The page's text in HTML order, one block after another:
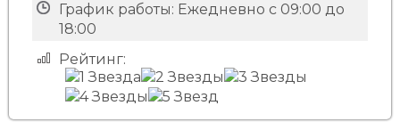
График работы: Ежедневно с 09:00 до
18:00
Рейтинг: